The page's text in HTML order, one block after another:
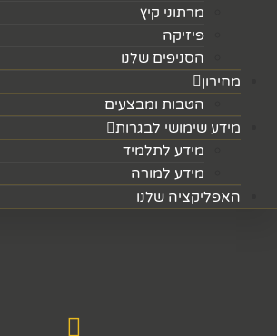
מרתוני קיץ
פיזיקה
הסניפים שלנו
מחירון
הטבות ומבצעים
מידע שימושי לבגרות
מידע לתלמיד
מידע למורה
האפליקציה שלנו